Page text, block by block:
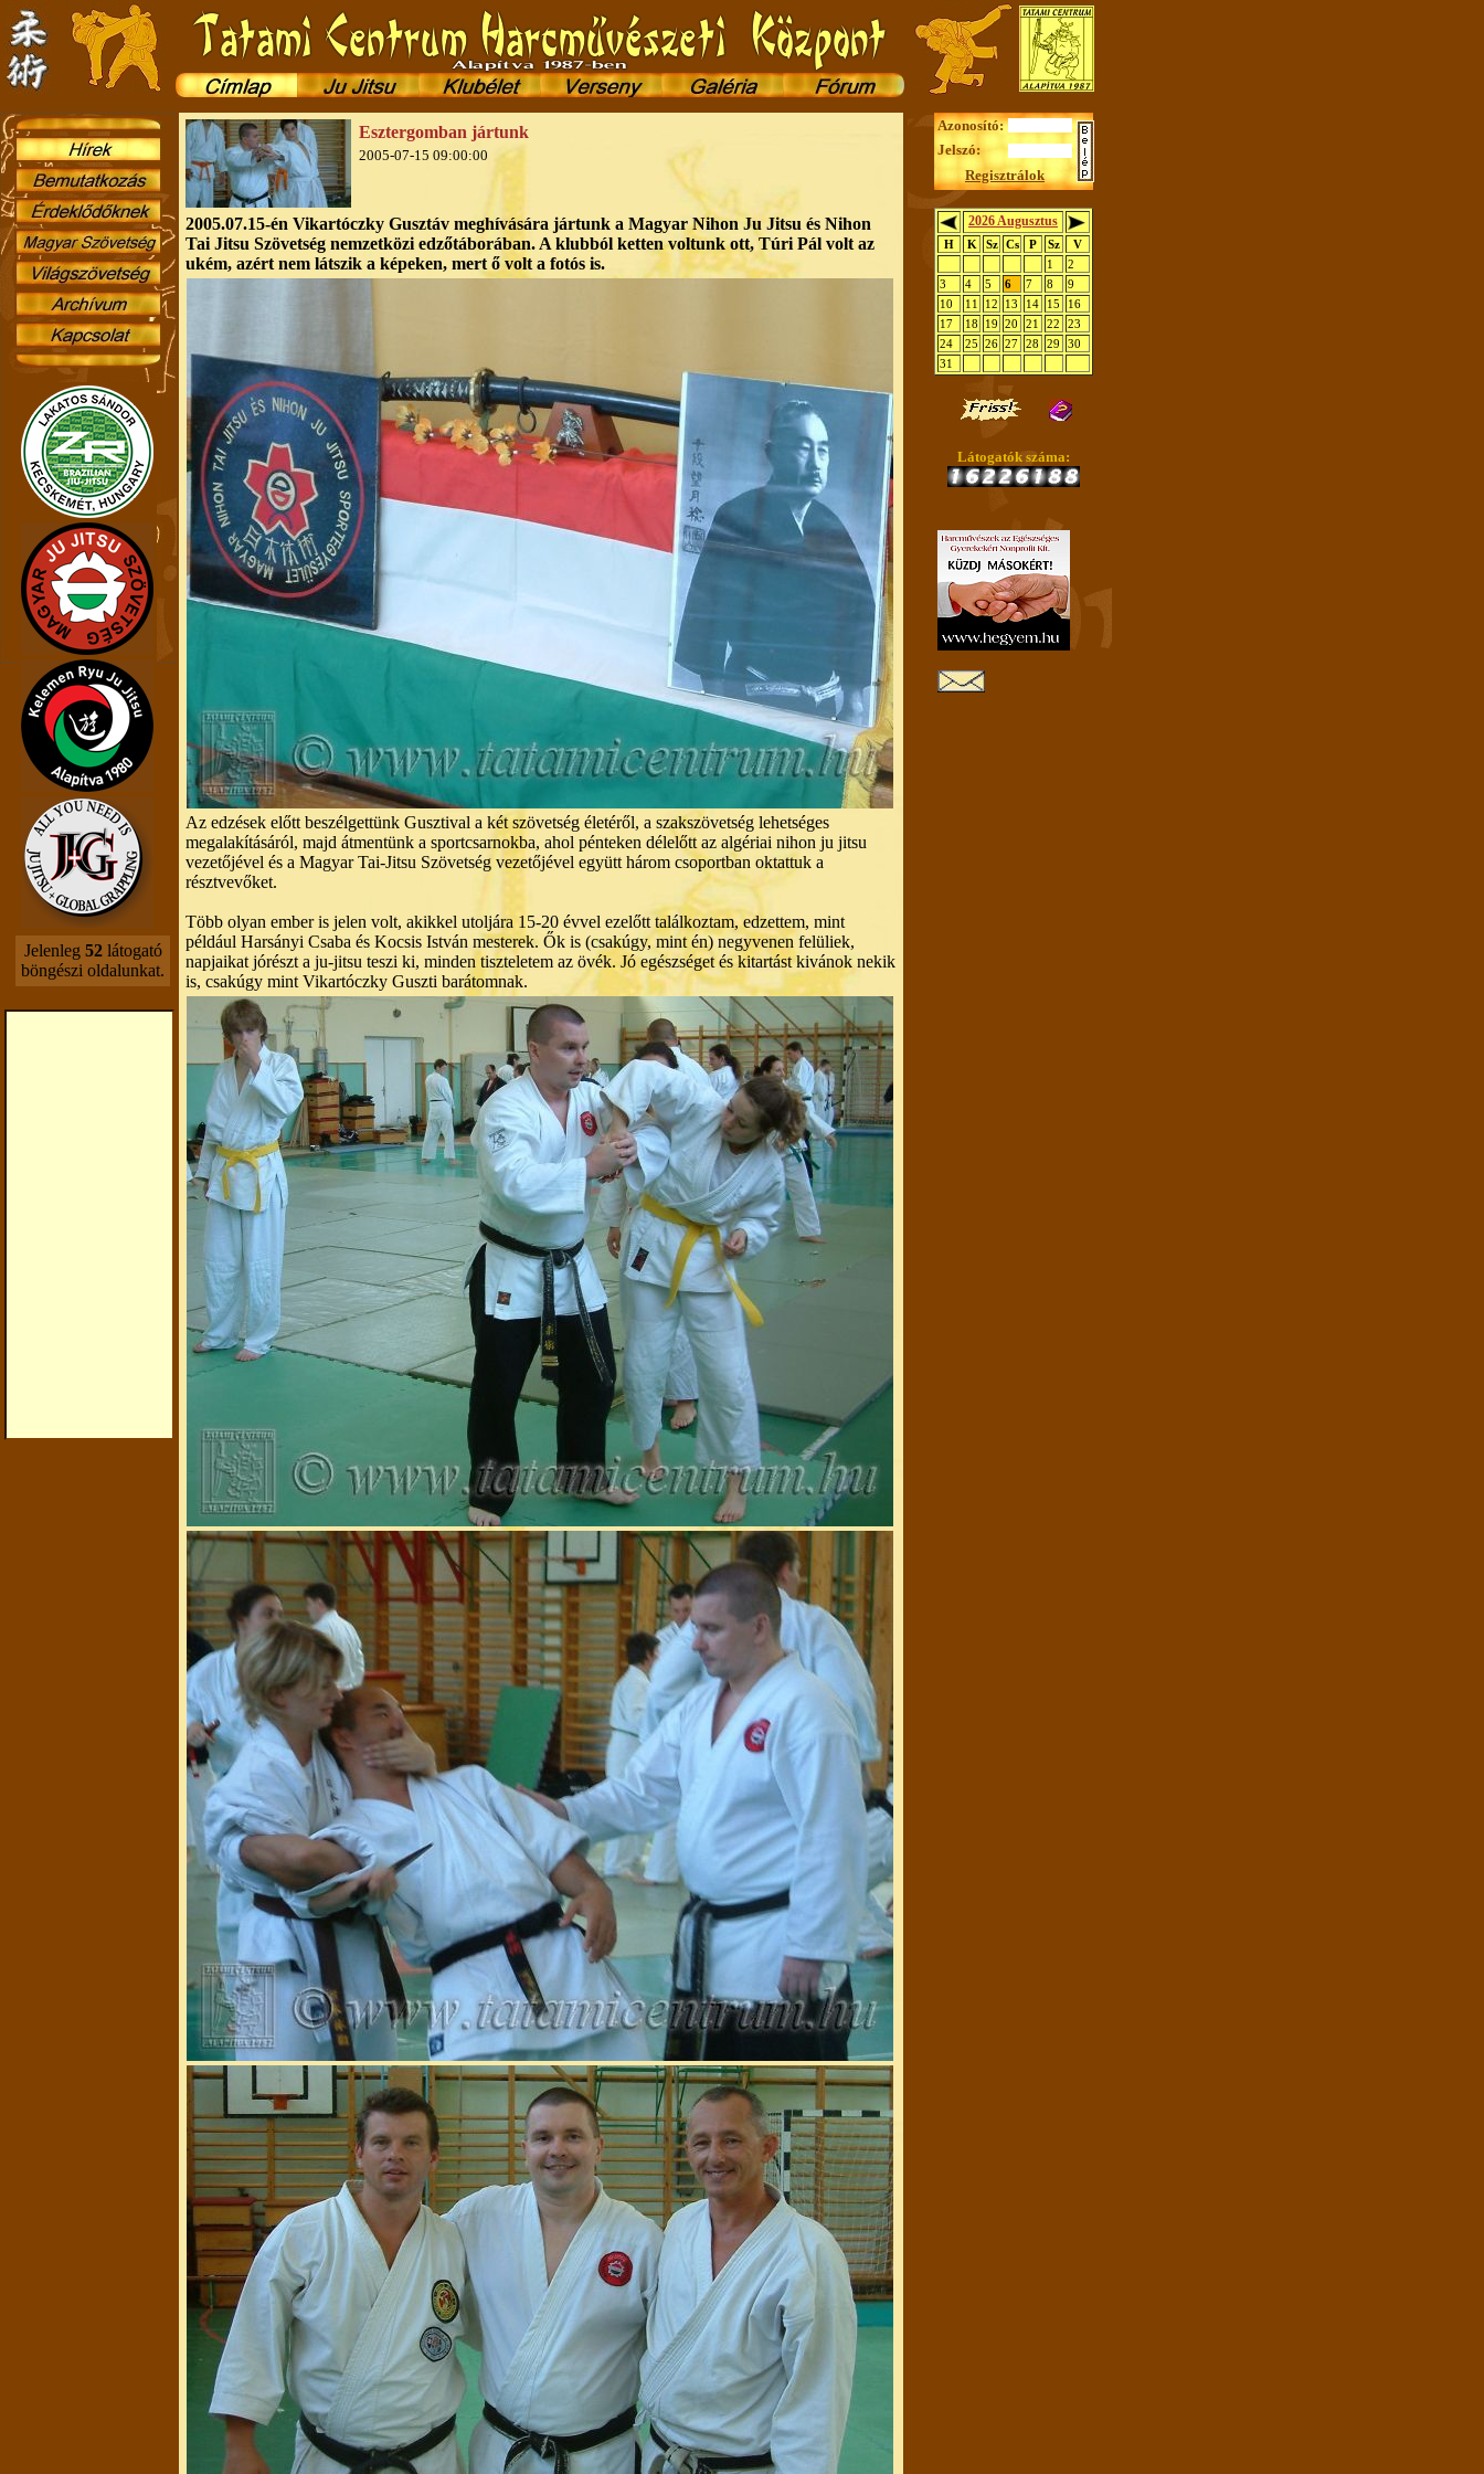
Jelenleg 52látogató
böngészi oldalunkat.
Esztergomban jártunk
2005-07-15 09:00:00
2005.07.15-én Vikartóczky Gusztáv meghívására jártunk a Magyar Nihon Ju Jitsu és Nihon
Tai Jitsu Szövetség nemzetközi edzőtáborában. A klubból ketten voltunk ott, Túri Pál volt az
ukém, azért nem látszik a képeken, mert ő volt a fotós is.
Az edzések előtt beszélgettünk Gusztival a két szövetség életéről, a szakszövetség lehetséges
megalakításáról, majd átmentünk a sportcsarnokba, ahol pénteken délelőtt az algériai nihon ju jitsu
vezetőjével és a Magyar Tai-Jitsu Szövetség vezetőjével együtt három csoportban oktattuk a
résztvevőket.
Több olyan ember is jelen volt, akikkel utoljára 15-20 évvel ezelőtt találkoztam, edzettem, mint
például Harsányi Csaba és Kocsis István mesterek. Ők is (csakúgy, mint én) negyvenen felüliek,
napjaikat jórészt a ju-jitsu teszi ki, minden tiszteletem az övék. Jó egészséget és kitartást kivánok nekik
is, csakúgy mint Vikartóczky Guszti barátomnak.
Azonosító:
Jelszó:
Regisztrálok
2026 Augusztus
H K Sz Cs P Sz
V
1
2
3
4 5 6 7 8
9
10
11 12 13 14 15
16
17
18 19 20 21 22
23
24
25 26 27 28 29
30
31
Látogatók száma: